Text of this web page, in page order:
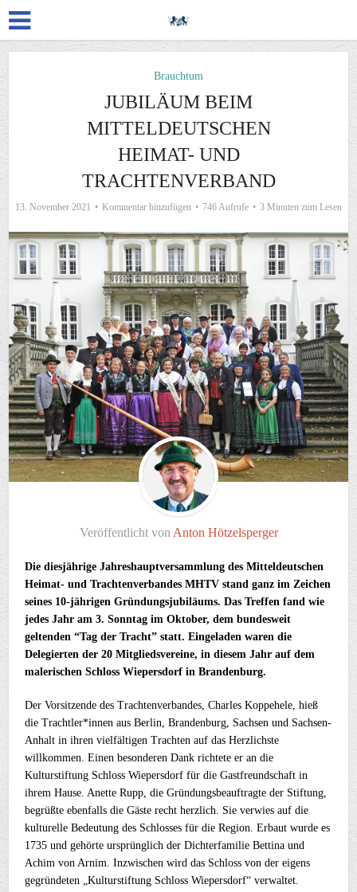
Brauchtum
JUBILÄUM BEIM
MITTELDEUTSCHEN
HEIMAT- UND
TRACHTENVERBAND
13. November 2021 Kommentar hinzufügen 746 Aufrufe 3 Minuten zum Lesen
Veröffentlicht von Anton Hötzelsperger
Die diesjährige Jahreshauptversammlung des Mitteldeutschen
Heimat- und Trachtenverbandes MHTV stand ganz im Zeichen
seines 10-jährigen Gründungsjubiläums. Das Treffen fand wie
jedes Jahr am 3. Sonntag im Oktober, dem bundesweit
geltenden “Tag der Tracht” statt. Eingeladen waren die
Delegierten der 20 Mitgliedsvereine, in diesem Jahr auf dem
malerischen Schloss Wiepersdorf in Brandenburg.
Der Vorsitzende des Trachtenverbandes, Charles Koppehele, hieß
die Trachtler*innen aus Berlin, Brandenburg, Sachsen und Sachsen-
Anhalt in ihren vielfältigen Trachten auf das Herzlichste
willkommen. Einen besonderen Dank richtete er an die
Kulturstiftung Schloss Wiepersdorf für die Gastfreundschaft in
ihrem Hause. Anette Rupp, die Gründungsbeauftragte der Stiftung,
begrüßte ebenfalls die Gäste recht herzlich. Sie verwies auf die
kulturelle Bedeutung des Schlosses für die Region. Erbaut wurde es
1735 und gehörte ursprünglich der Dichterfamilie Bettina und
Achim von Arnim. Inzwischen wird das Schloss von der eigens
gegründeten „Kulturstiftung Schloss Wiepersdorf“ verwaltet.